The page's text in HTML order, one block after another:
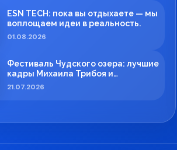
ESN TECH: пока вы отдыхаете — мы
воплощаем идеи в реальность.
01.08.2026
Фестиваль Чудского озера: лучшие
кадры Михаила Трибоя и
профессиональная работа ESN
21.07.2026